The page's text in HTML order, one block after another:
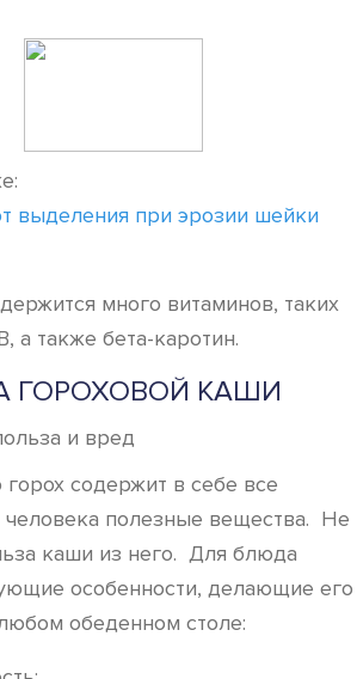
выделения при эрозии шейки
много витаминов, таких
а также бета-каротин.
ГОРОХОВОЙ КАШИ
содержит в себе все
полезные вещества. Не
каши из него. Для блюда
особенности, делающие его
обеденном столе: